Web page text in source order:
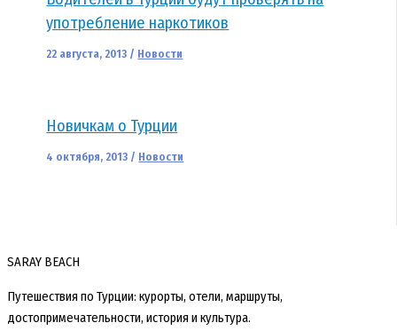
употребление наркотиков
22 августа, 2013 / Новости
Новичкам о Турции
4 октября, 2013 / Новости
SARAY BEACH
Путешествия по Турции: курорты, отели, маршруты,
достопримечательности, история и культура.